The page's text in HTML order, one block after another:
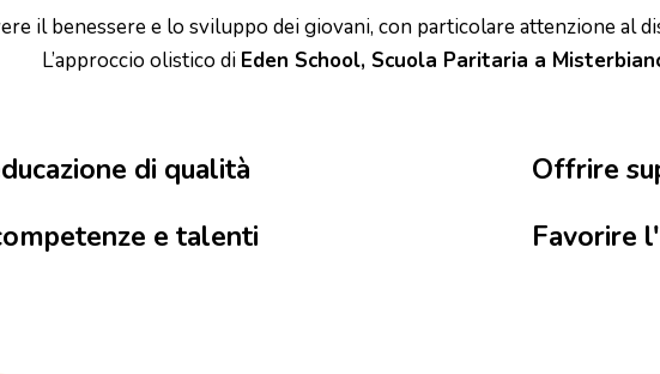
il benessere e lo sviluppo dei giovani, con particolare attenzione al
L’approccio olistico di Eden School, Scuola Paritaria a
di qualità
e talenti
Offrire
Favorire